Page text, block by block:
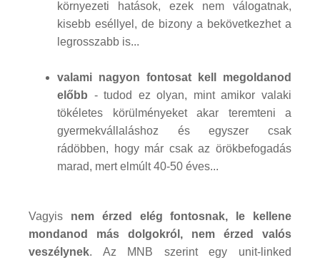
környezeti hatások, ezek nem válogatnak,
kisebb eséllyel, de bizony a bekövetkezhet a
legrosszabb is...
valami nagyon fontosat kell megoldanod
előbb - tudod ez olyan, mint amikor valaki
tökéletes körülményeket akar teremteni a
gyermekvállaláshoz és egyszer csak
rádöbben, hogy már csak az örökbefogadás
marad, mert elmúlt 40-50 éves...
Vagyis nem érzed elég fontosnak, le kellene
mondanod más dolgokról, nem érzed valós
veszélynek. Az MNB szerint egy unit-linked